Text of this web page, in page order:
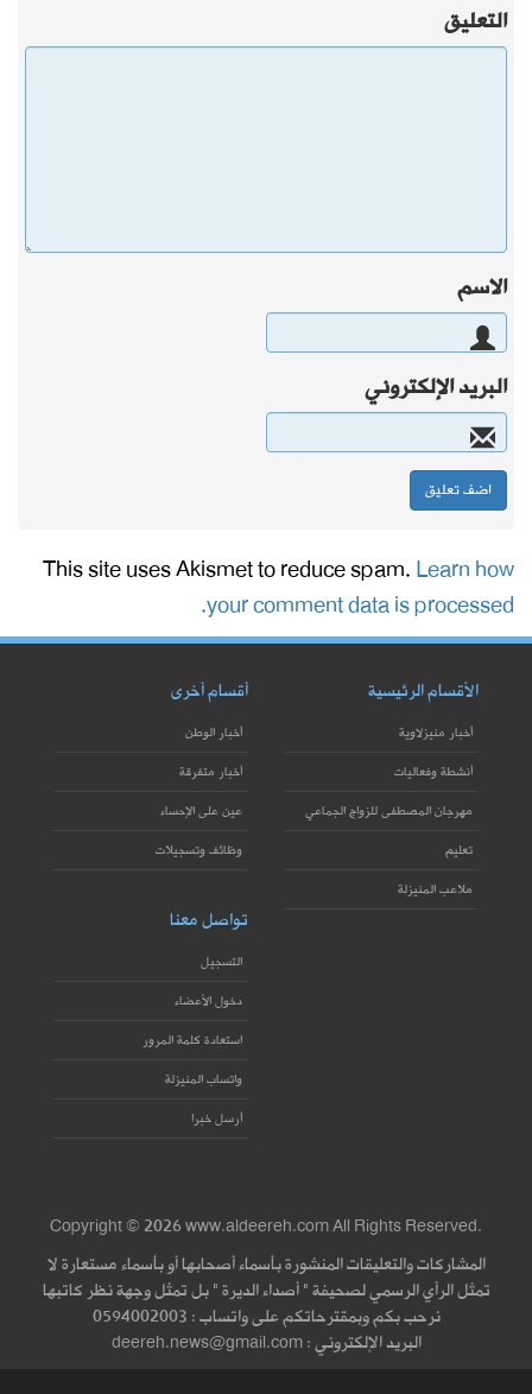
التعليق
الاسم
البريد الإلكتروني
This site uses Akismet to reduce spam.Learn how
your comment data is processed.
الأقسام الرئيسية
أخبار منيزلاوية
أنشطة وفعاليات
مهرجان المصطفى للزواج الجماعي
تعليم
ملاعب المنيزلة
أقسام أخرى
أخبار الوطن
أخبار متفرقة
عين على الإحساء
وظائف وتسجيلات
تواصل معنا
التسجيل
دخول الأعضاء
استعادة كلمة المرور
واتساب المنيزلة
أرسل خبرا
Copyright © 2026 www.aldeereh.com All Rights Reserved.
المشاركات والتعليقات المنشورة بأسماء أصحابها أو بأسماء مستعارة لا
تمثل الرأي الرسمي لصحيفة " أصداء الديرة " بل تمثل وجهة نظر كاتبها
نرحب بكم وبمقترحاتكم على واتساب : 0594002003
البريد الإلكتروني : deereh.news@gmail.com